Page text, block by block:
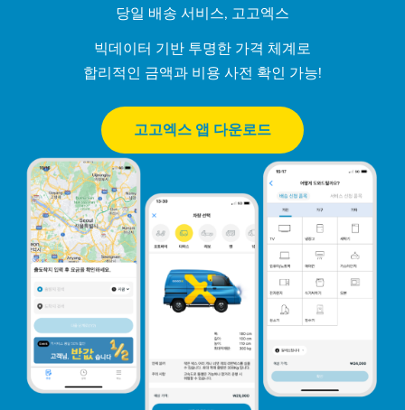
당일 배송 서비스, 고고엑스
빅데이터 기반 투명한 가격 체계로
합리적인 금액과 비용 사전 확인 가능!
고고엑스 앱 다운로드